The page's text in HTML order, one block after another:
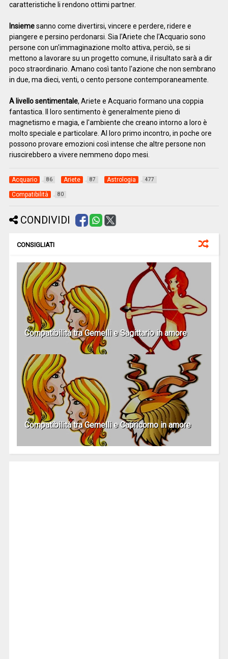
caratteristiche li rendono ottimi partner.
Insiemesanno come divertirsi, vincere e perdere, ridere e
piangere e persino perdonarsi. Sia l'Ariete che l'Acquario sono
persone con un'immaginazione molto attiva, perciò, se si
mettono a lavorare su un progetto comune, il risultato sarà a dir
poco straordinario. Amano così tanto l'azione che non sembrano
in due, ma dieci, venti, o cento persone contemporaneamente.
A livello sentimentale, Ariete e Acquario formano una coppia
fantastica. Il loro sentimento è generalmente pieno di
magnetismo e magia, e l'ambiente che creano intorno a loro è
molto speciale e particolare. Al loro primo incontro, in poche ore
possono provare emozioni così intense che altre persone non
riuscirebbero a vivere nemmeno dopo mesi.
Acquario 86 Ariete 87 Astrologia 477
Compatibilità 80
CONDIVIDI
CONSIGLIATI
Compatibilità tra Gemelli e Sagittario in amore
Compatibilità tra Gemelli e Capricorno in amore